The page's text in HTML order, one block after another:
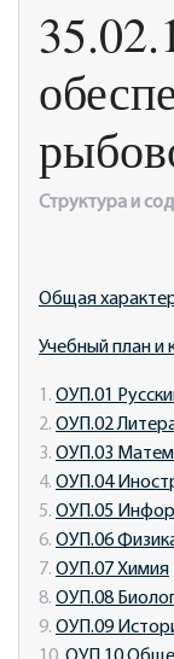
Структура и
Общая
Учебный план и
1. ОУП.01
2. ОУП.02
3. ОУП.03
4. ОУП.04
5. ОУП.05
6. ОУП.06
7. ОУП.07 Химия
8. ОУП.08
9. ОУП.09